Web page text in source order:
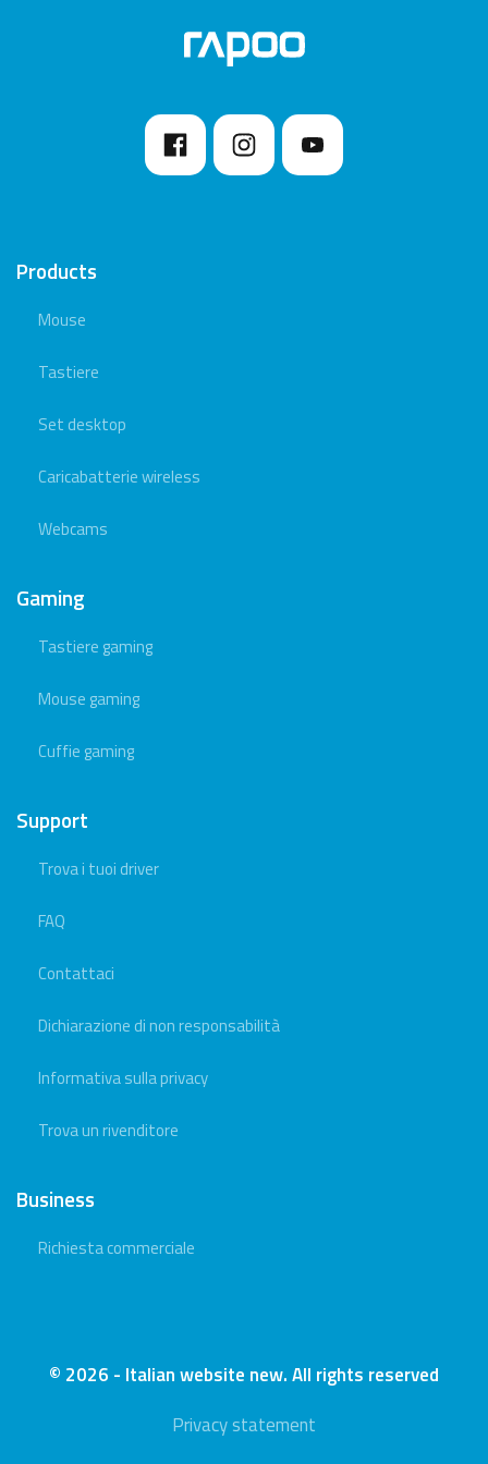
Products
Mouse
Tastiere
Set desktop
Caricabatterie wireless
Webcams
Gaming
Tastiere gaming
Mouse gaming
Cuffie gaming
Support
Trova i tuoi driver
FAQ
Contattaci
Dichiarazione di non responsabilità
Informativa sulla privacy
Trova un rivenditore
Business
Richiesta commerciale
© 2026 - Italian website new. All rights reserved
Privacy statement